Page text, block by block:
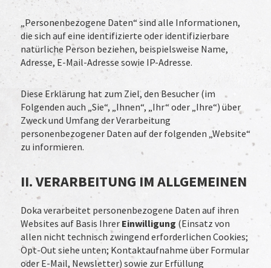
„Personenbezogene Daten“ sind alle Informationen,
die sich auf eine identifizierte oder identifizierbare
natürliche Person beziehen, beispielsweise Name,
Adresse, E-Mail-Adresse sowie IP-Adresse.
Diese Erklärung hat zum Ziel, den Besucher (im
Folgenden auch „Sie“, „Ihnen“, „Ihr“ oder „Ihre“) über
Zweck und Umfang der Verarbeitung
personenbezogener Daten auf der folgenden „Website“
zu informieren.
II. VERARBEITUNG IM ALLGEMEINEN
Doka verarbeitet personenbezogene Daten auf ihren
Websites auf Basis Ihrer Einwilligung (Einsatz von
allen nicht technisch zwingend erforderlichen Cookies;
Opt-Out siehe unten; Kontaktaufnahme über Formular
oder E-Mail, Newsletter) sowie zur Erfüllung